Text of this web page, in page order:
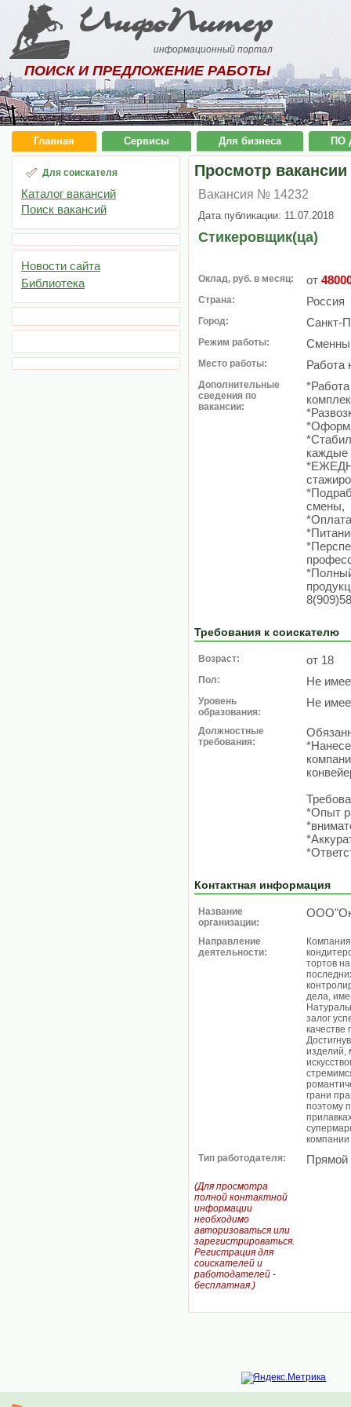
ИнфоПитер
информационный портал
ПОИСК И ПРЕДЛОЖЕНИЕ РАБОТЫ
Главная Сервисы Для бизнеса ПО
Для соискателя
Каталог вакансий
Поиск вакансий
Новости сайта
Библиотека
Просмотр вакансии
Вакансия № 14232
Дата публикации: 11.07.2018
Стикеровщик(ца)
Оклад, руб. в месяц: от
Страна: Россия
Город: Санкт-
Режим работы:
Место работы: Работа
Дополнительные
сведения по
вакансии:
каждые
смены,
Требования к соискателю
Возраст: от 18
Пол: Не
Уровень
образования:
Не
Должностные
требования:
*Опыт
Контактная информация
Название
организации:
Направление
деятельности:
тортов
дела,
залог
качестве
изделий,
грани
поэтому
Тип работодателя:
Прямой
(Для просмотра
полной контактной
информации
необходимо
авторизоваться или
зарегистрироваться.
Регистрация для
соискателей и
работодателей -
бесплатная.)